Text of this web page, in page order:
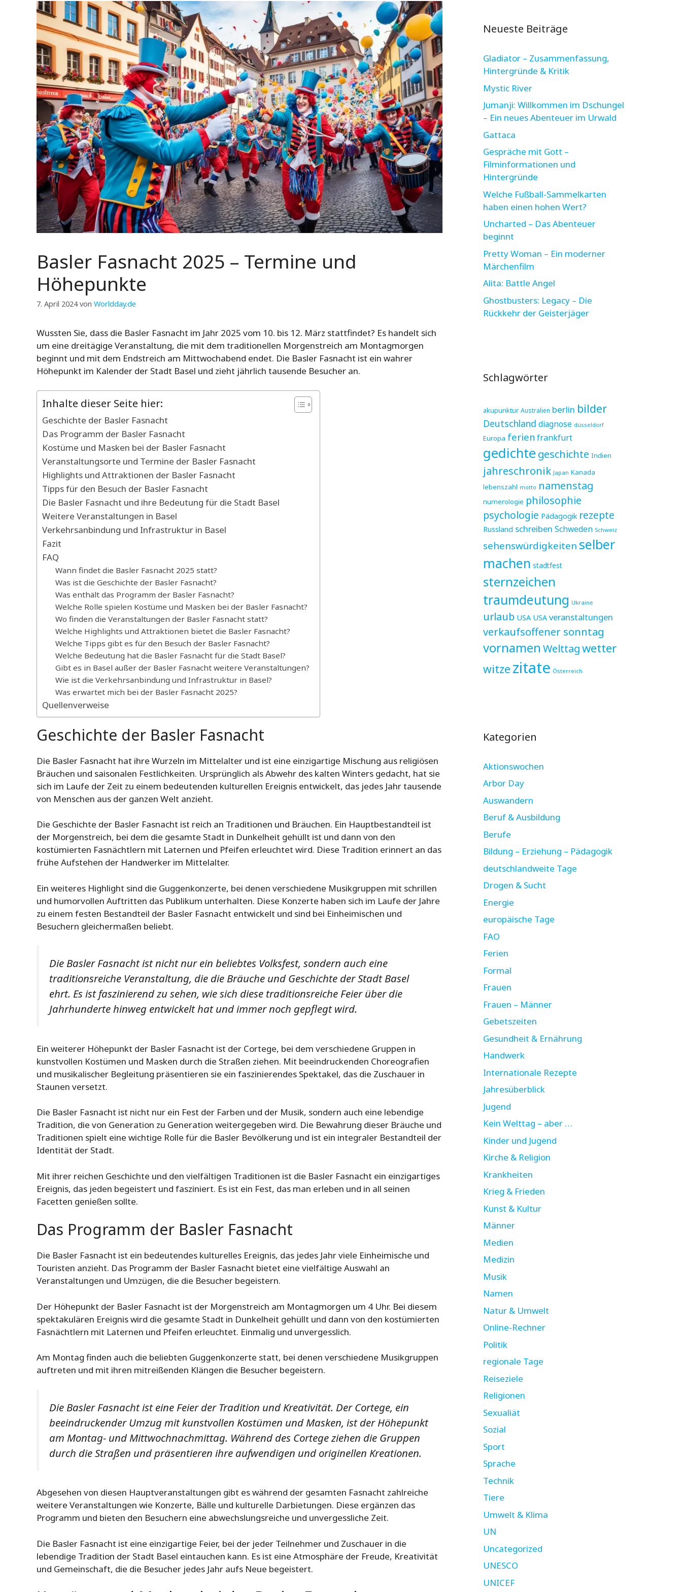
Basler Fasnacht 2025 – Termine und
Höhepunkte
7. April 2024 von Worldday.de
Wussten Sie, dass die Basler Fasnacht im Jahr 2025 vom 10. bis 12. März stattfindet? Es handelt sich
um eine dreitägige Veranstaltung, die mit dem traditionellen Morgenstreich am Montagmorgen
beginnt und mit dem Endstreich am Mittwochabend endet. Die Basler Fasnacht ist ein wahrer
Höhepunkt im Kalender der Stadt Basel und zieht jährlich tausende Besucher an.
Inhalte dieser Seite hier:
Geschichte der Basler Fasnacht
Das Programm der Basler Fasnacht
Kostüme und Masken bei der Basler Fasnacht
Veranstaltungsorte und Termine der Basler Fasnacht
Highlights und Attraktionen der Basler Fasnacht
Tipps für den Besuch der Basler Fasnacht
Die Basler Fasnacht und ihre Bedeutung für die Stadt Basel
Weitere Veranstaltungen in Basel
Verkehrsanbindung und Infrastruktur in Basel
Fazit
FAQ
Wann findet die Basler Fasnacht 2025 statt?
Was ist die Geschichte der Basler Fasnacht?
Was enthält das Programm der Basler Fasnacht?
Welche Rolle spielen Kostüme und Masken bei der Basler Fasnacht?
Wo finden die Veranstaltungen der Basler Fasnacht statt?
Welche Highlights und Attraktionen bietet die Basler Fasnacht?
Welche Tipps gibt es für den Besuch der Basler Fasnacht?
Welche Bedeutung hat die Basler Fasnacht für die Stadt Basel?
Gibt es in Basel außer der Basler Fasnacht weitere Veranstaltungen?
Wie ist die Verkehrsanbindung und Infrastruktur in Basel?
Was erwartet mich bei der Basler Fasnacht 2025?
Quellenverweise
Geschichte der Basler Fasnacht
Die Basler Fasnacht hat ihre Wurzeln im Mittelalter und ist eine einzigartige Mischung aus religiösen
Bräuchen und saisonalen Festlichkeiten. Ursprünglich als Abwehr des kalten Winters gedacht, hat sie
sich im Laufe der Zeit zu einem bedeutenden kulturellen Ereignis entwickelt, das jedes Jahr tausende
von Menschen aus der ganzen Welt anzieht.
Die Geschichte der Basler Fasnacht ist reich an Traditionen und Bräuchen. Ein Hauptbestandteil ist
der Morgenstreich, bei dem die gesamte Stadt in Dunkelheit gehüllt ist und dann von den
kostümierten Fasnächtlern mit Laternen und Pfeifen erleuchtet wird. Diese Tradition erinnert an das
frühe Aufstehen der Handwerker im Mittelalter.
Ein weiteres Highlight sind die Guggenkonzerte, bei denen verschiedene Musikgruppen mit schrillen
und humorvollen Auftritten das Publikum unterhalten. Diese Konzerte haben sich im Laufe der Jahre
zu einem festen Bestandteil der Basler Fasnacht entwickelt und sind bei Einheimischen und
Besuchern gleichermaßen beliebt.
Die Basler Fasnacht ist nicht nur ein beliebtes Volksfest, sondern auch eine
traditionsreiche Veranstaltung, die die Bräuche und Geschichte der Stadt Basel
ehrt. Es ist faszinierend zu sehen, wie sich diese traditionsreiche Feier über die
Jahrhunderte hinweg entwickelt hat und immer noch gepflegt wird.
Ein weiterer Höhepunkt der Basler Fasnacht ist der Cortege, bei dem verschiedene Gruppen in
kunstvollen Kostümen und Masken durch die Straßen ziehen. Mit beeindruckenden Choreografien
und musikalischer Begleitung präsentieren sie ein faszinierendes Spektakel, das die Zuschauer in
Staunen versetzt.
Die Basler Fasnacht ist nicht nur ein Fest der Farben und der Musik, sondern auch eine lebendige
Tradition, die von Generation zu Generation weitergegeben wird. Die Bewahrung dieser Bräuche und
Traditionen spielt eine wichtige Rolle für die Basler Bevölkerung und ist ein integraler Bestandteil der
Identität der Stadt.
Mit ihrer reichen Geschichte und den vielfältigen Traditionen ist die Basler Fasnacht ein einzigartiges
Ereignis, das jeden begeistert und fasziniert. Es ist ein Fest, das man erleben und in all seinen
Facetten genießen sollte.
Das Programm der Basler Fasnacht
Die Basler Fasnacht ist ein bedeutendes kulturelles Ereignis, das jedes Jahr viele Einheimische und
Touristen anzieht. Das Programm der Basler Fasnacht bietet eine vielfältige Auswahl an
Veranstaltungen und Umzügen, die die Besucher begeistern.
Der Höhepunkt der Basler Fasnacht ist der Morgenstreich am Montagmorgen um 4 Uhr. Bei diesem
spektakulären Ereignis wird die gesamte Stadt in Dunkelheit gehüllt und dann von den kostümierten
Fasnächtlern mit Laternen und Pfeifen erleuchtet. Einmalig und unvergesslich.
Am Montag finden auch die beliebten Guggenkonzerte statt, bei denen verschiedene Musikgruppen
auftreten und mit ihren mitreißenden Klängen die Besucher begeistern.
Die Basler Fasnacht ist eine Feier der Tradition und Kreativität. Der Cortege, ein
beeindruckender Umzug mit kunstvollen Kostümen und Masken, ist der Höhepunkt
am Montag- und Mittwochnachmittag. Während des Cortege ziehen die Gruppen
durch die Straßen und präsentieren ihre aufwendigen und originellen Kreationen.
Abgesehen von diesen Hauptveranstaltungen gibt es während der gesamten Fasnacht zahlreiche
weitere Veranstaltungen wie Konzerte, Bälle und kulturelle Darbietungen. Diese ergänzen das
Programm und bieten den Besuchern eine abwechslungsreiche und unvergessliche Zeit.
Die Basler Fasnacht ist eine einzigartige Feier, bei der jeder Teilnehmer und Zuschauer in die
lebendige Tradition der Stadt Basel eintauchen kann. Es ist eine Atmosphäre der Freude, Kreativität
und Gemeinschaft, die die Besucher jedes Jahr aufs Neue begeistert.
Neueste Beiträge
Gladiator – Zusammenfassung,
Hintergründe & Kritik
Mystic River
Jumanji: Willkommen im Dschungel
– Ein neues Abenteuer im Urwald
Gattaca
Gespräche mit Gott –
Filminformationen und
Hintergründe
Welche Fußball-Sammelkarten
haben einen hohen Wert?
Uncharted – Das Abenteuer
beginnt
Pretty Woman – Ein moderner
Märchenfilm
Alita: Battle Angel
Ghostbusters: Legacy – Die
Rückkehr der Geisterjäger
Schlagwörter
akupunktur Australien berlin bilder
Deutschland diagnose düsseldorf
Europa ferien frankfurt
gedichte geschichte Indien
jahreschronik Japan Kanada
lebenszahl motto namenstag
numerologie philosophie
psychologie Pädagogik rezepte
Russland schreiben Schweden Schweiz
sehenswürdigkeiten selber
machen stadtfest
sternzeichen
traumdeutung Ukraine
urlaub USA USA veranstaltungen
verkaufsoffener sonntag
vornamen Welttagwetter
witze zitate Österreich
Kategorien
Aktionswochen
Arbor Day
Auswandern
Beruf & Ausbildung
Berufe
Bildung – Erziehung – Pädagogik
deutschlandweite Tage
Drogen & Sucht
Energie
europäische Tage
FAO
Ferien
Formal
Frauen
Frauen – Männer
Gebetszeiten
Gesundheit & Ernährung
Handwerk
Internationale Rezepte
Jahresüberblick
Jugend
Kein Welttag – aber …
Kinder und Jugend
Kirche & Religion
Krankheiten
Krieg & Frieden
Kunst & Kultur
Männer
Medien
Medizin
Musik
Namen
Natur & Umwelt
Online-Rechner
Politik
regionale Tage
Reiseziele
Religionen
Sexualiät
Sozial
Sport
Sprache
Technik
Tiere
Umwelt & Klima
UN
Uncategorized
UNESCO
UNICEF